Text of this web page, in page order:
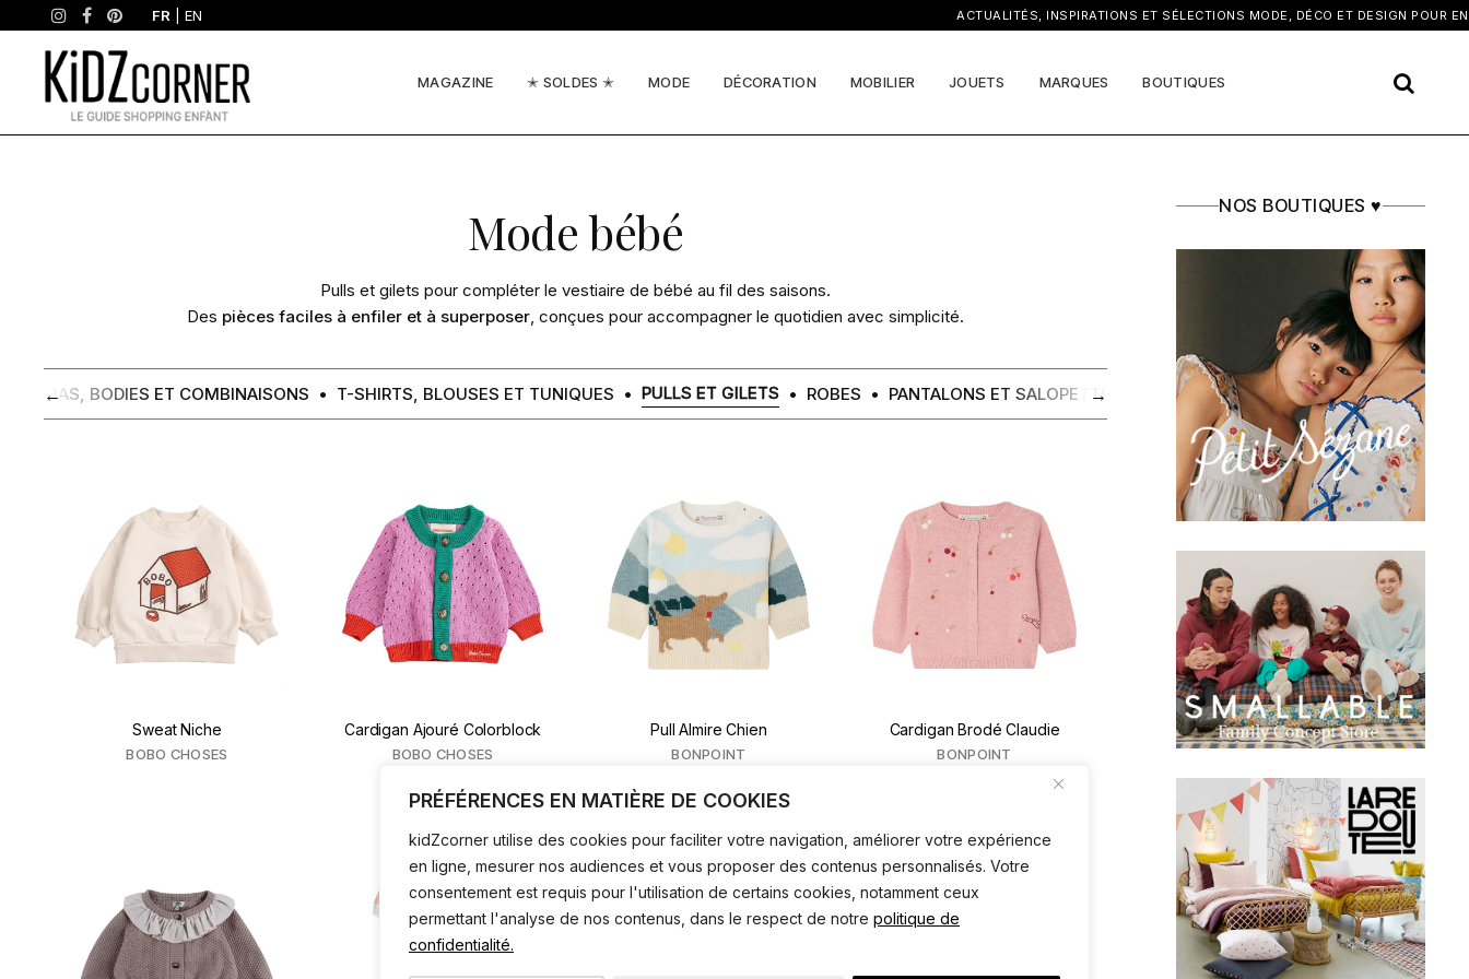
PRÉFÉRENCES EN MATIÈRE DE COOKIES
kidZcorner utilise des cookies pour faciliter votre navigation, améliorer votre expérience
en ligne, mesurer nos audiences et vous proposer des contenus personnalisés. Votre
consentement est requis pour l'utilisation de certains cookies, notamment ceux
permettant l'analyse de nos contenus, dans le respect de notre politique de
confidentialité.
FR |EN ACTUALITÉS, INSPIRATIONS ET SÉLECTIONS MODE, DÉCO ET DESIGN POUR ×
MAGAZINE ✭ SOLDES ✭ MODE DÉCORATION MOBILIER JOUETS MARQUES BOUTIQUES
Mode bébé
Pulls et gilets pour compléter le vestiaire de bébé au fil des saisons.
Des pièces faciles à enfiler et à superposer, conçues pour accompagner le quotidien avec simplicité.
←
PYJAMAS, BODIES ET COMBINAISONS T-SHIRTS, BLOUSES ET TUNIQUES PULLS ET GILETS ROBES PANTALONS ET SALOPETTES
→
Sweat Niche
BOBO CHOSES
Cardigan Ajouré Colorblock
BOBO CHOSES
Pull Almire Chien
BONPOINT
Cardigan Brodé Claudie
BONPOINT
NOS BOUTIQUES ♥